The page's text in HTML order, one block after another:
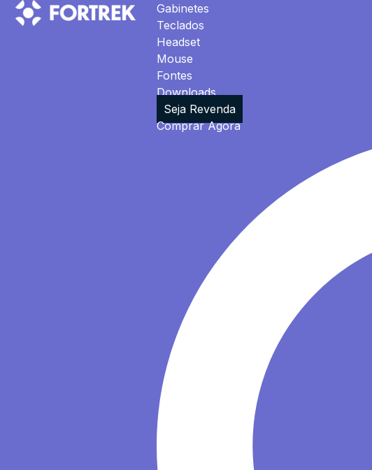
Gabinetes
Teclados
Headset
Mouse
Fontes
Downloads
Seja Revenda
Comprar Agora